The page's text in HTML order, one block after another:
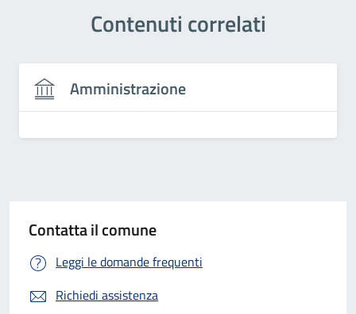
Contenuti correlati
Amministrazione
Contatta il comune
Leggi le domande frequenti
Richiedi assistenza